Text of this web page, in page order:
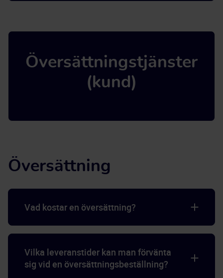
Översättningstjänster
(kund)
Översättning
Vad kostar en översättning?
Vilka leveranstider kan man förvänta
sig vid en översättningsbeställning?